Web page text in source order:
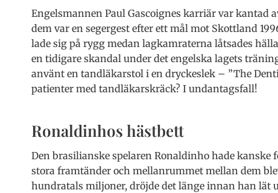
Engelsmannen Paul Gascoignes karriär var kantad
dem var en segergest efter ett mål mot Skottland
lade sig på rygg medan lagkamraterna låtsades
en tidigare skandal under det engelska lagets
använt en tandläkarstol i en dryckeslek – ”The
patienter med tandläkarskräck? I undantagsfall!
Ronaldinhos hästbett
Den brasilianske spelaren Ronaldinho hade
stora framtänder och mellanrummet mellan dem
hundratals miljoner, dröjde det länge innan han lät